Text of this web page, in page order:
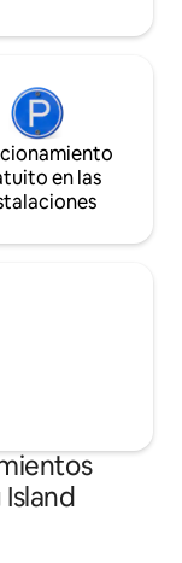
en las